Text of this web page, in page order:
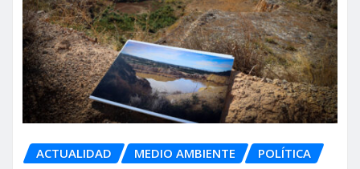
ACTUALIDAD MEDIO AMBIENTE POLÍTICA